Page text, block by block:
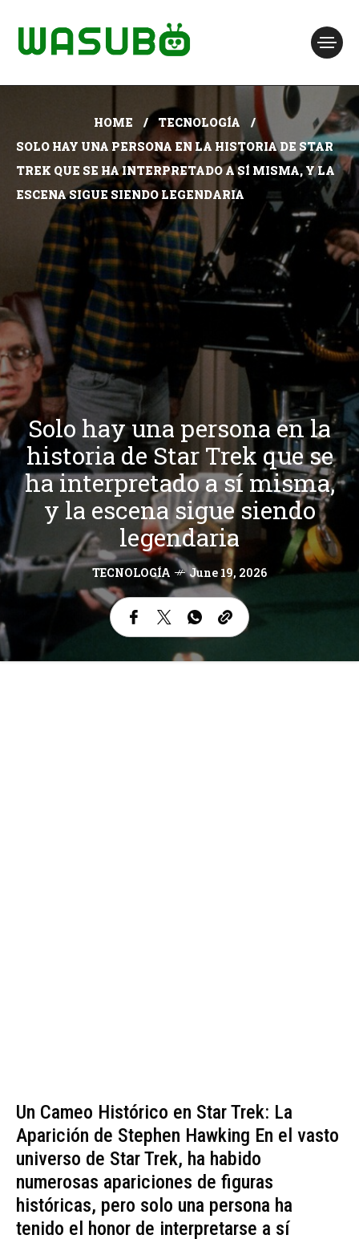
HOME
TECNOLOGÍA
SOLO HAY UNA PERSONA EN LA HISTORIA DE STAR
TREK QUE SE HA INTERPRETADO A SÍ MISMA, Y LA
ESCENA SIGUE SIENDO LEGENDARIA
Solo hay una persona en la
historia de Star Trek que se
ha interpretado a sí misma,
y la escena sigue siendo
legendaria
TECNOLOGÍA June 19, 2026
Un Cameo Histórico en Star Trek: La
Aparición de Stephen Hawking En el vasto
universo de Star Trek, ha habido
numerosas apariciones de figuras
históricas, pero solo una persona ha
tenido el honor de interpretarse a sí